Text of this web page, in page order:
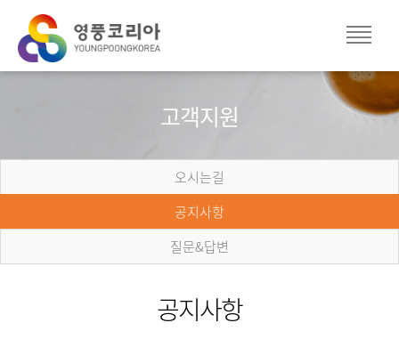
고객지원
오시는길
공지사항
질문&답변
공지사항